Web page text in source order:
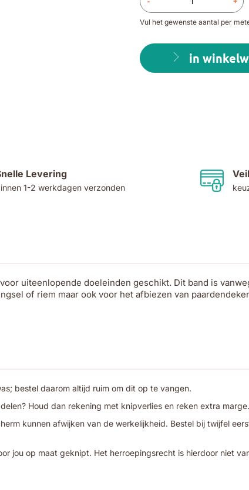
Vul het gewenste aantal per
in
Levering
1-2 werkdagen verzonden
uiteenlopende doeleinden geschikt. Dit band is
of riem maar ook voor het afbiezen van
bestel daarom altijd ruim om dit op te vangen.
Houd dan rekening met knipverlies en reken extra marge.
kunnen afwijken van de werkelijkheid. Bestel bij twijfel
jou op maat geknipt. Het herroepingsrecht is hierdoor niet